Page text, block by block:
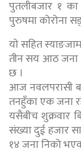
पुतलीबजार १
पुरुषमा कोरोना
याे सहित
तीन सय आठ जना
छ ।
आज नवलपरासी
तनहुँका एक जना
यसैबीच शुक्रवार
संख्या दुई हजार
१४ जना निको